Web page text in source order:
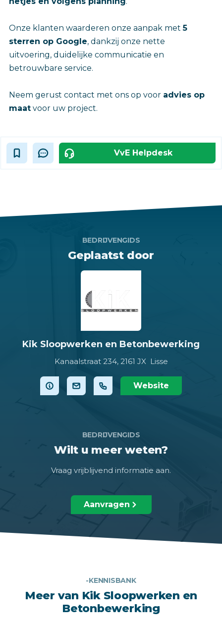
Onze klanten waarderen onze aanpak met5
sterren op Google, dankzij onze nette
uitvoering, duidelijke communicatie en
betrouwbare service.
Neem gerust contact met ons op voor advies op
maat voor uw project.
VvE Helpdesk
BEDRIJVENGIDS
Geplaatst door
Kik Sloopwerken en Betonbewerking
Kanaalstraat 234, 2161 JX Lisse
Website
BEDRIJVENGIDS
Wilt u meer weten?
Vraag vrijblijvend informatie aan.
Aanvragen
-KENNISBANK
Meer van Kik Sloopwerken en
Betonbewerking